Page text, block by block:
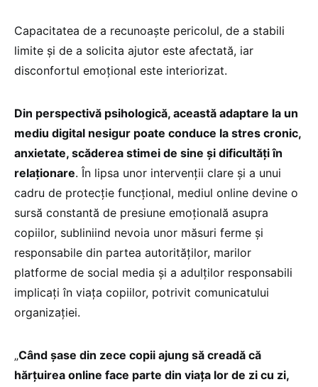
Capacitatea de a recunoaşte pericolul, de a stabili
limite şi de a solicita ajutor este afectată, iar
disconfortul emoţional este interiorizat.
Din perspectivă psihologică, această adaptare la un
mediu digital nesigur poate conduce la stres cronic,
anxietate, scăderea stimei de sine şi dificultăţi în
relaţionare. În lipsa unor intervenţii clare şi a unui
cadru de protecţie funcţional, mediul online devine o
sursă constantă de presiune emoţională asupra
copiilor, subliniind nevoia unor măsuri ferme şi
responsabile din partea autorităţilor, marilor
platforme de social media şi a adulţilor responsabili
implicaţi în viaţa copiilor, potrivit comunicatului
organizației.
„Când şase din zece copii ajung să creadă că
hărţuirea online face parte din viaţa lor de zi cu zi,